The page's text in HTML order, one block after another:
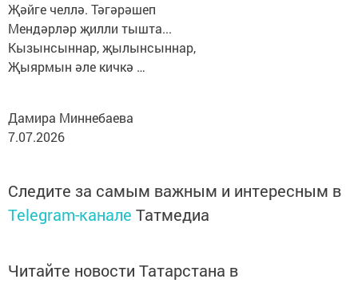
Җәйге челлә. Тәгәрәшеп
Мендәрләр җилли тышта...
Кызынсыннар, җылынсыннар,
Җыярмын әле кичкә …
Дамира Миннебаева
7.07.2026
Следите за самым важным и интересным в
Telegram-канале Татмедиа
Читайте новости Татарстана в